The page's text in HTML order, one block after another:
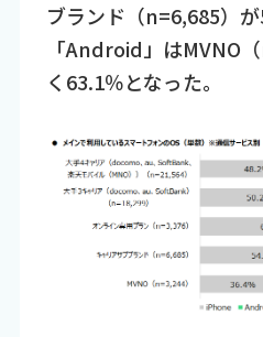
ブランド（n=6,685）が
「Android」はMVNO
く63.1％となった。